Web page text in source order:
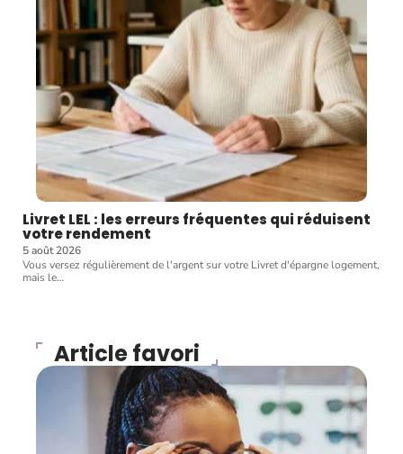
Livret LEL : les erreurs fréquentes qui réduisent
votre rendement
5 août 2026
Vous versez régulièrement de l'argent sur votre Livret d'épargne logement,
mais le…
Article favori